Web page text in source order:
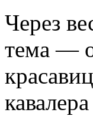
Через
тема —